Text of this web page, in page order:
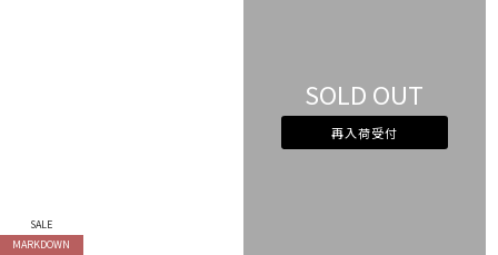
SALE
MARKDOWN
SOLD OUT
再入荷受付